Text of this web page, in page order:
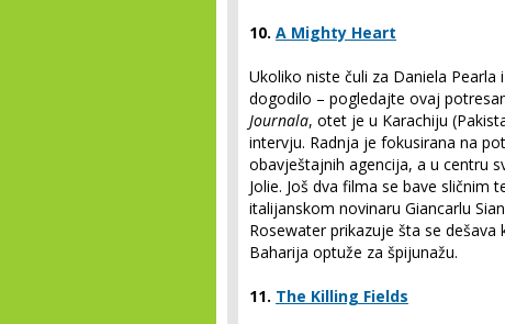
10. A Mighty Heart
Ukoliko niste čuli za Daniela
dogodilo – pogledajte ovaj
Journala, otet je u Karachiju
intervju. Radnja je fokusirana na
obavještajnih agencija, a u centru
Jolie. Još dva filma se bave sličnim
italijanskom novinaru Giancarlu
Rosewater prikazuje šta se
Baharija optuže za špijunažu.
11. The Killing Fields